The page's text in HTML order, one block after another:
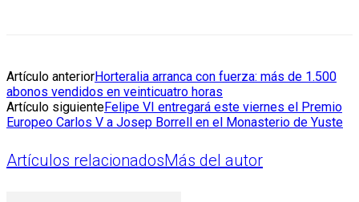
Artículo anteriorHorteralia arranca con fuerza: más de 1.500
abonos vendidos en veinticuatro horas
Artículo siguienteFelipe VI entregará este viernes el Premio
Europeo Carlos V a Josep Borrell en el Monasterio de Yuste
Artículos relacionadosMás del autor